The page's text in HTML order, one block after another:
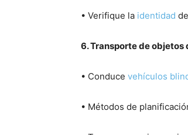
• Verifique la identidad
6. Transporte de objetos
• Conduce vehículos
• Métodos de